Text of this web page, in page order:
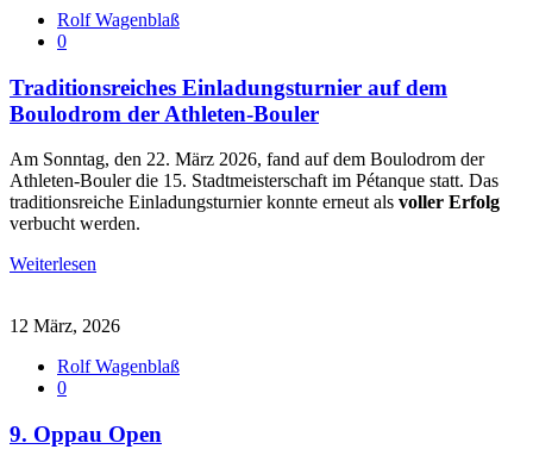
Rolf Wagenblaß
0
Traditionsreiches Einladungsturnier auf dem
Boulodrom der Athleten-Bouler
Am Sonntag, den 22. März 2026, fand auf dem Boulodrom der
Athleten-Bouler die 15. Stadtmeisterschaft im Pétanque statt. Das
traditionsreiche Einladungsturnier konnte erneut als voller Erfolg
verbucht werden.
Weiterlesen
12 März, 2026
Rolf Wagenblaß
0
9. Oppau Open